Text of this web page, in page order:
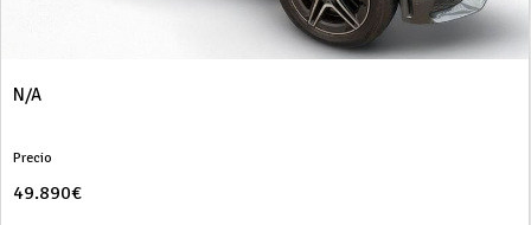
N/A
Precio
49.890€